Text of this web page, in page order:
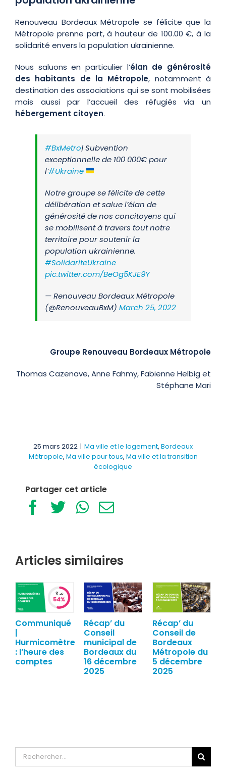
Renouveau Bordeaux Métropole se félicite que la
Métropole prenne part, à hauteur de 100.00 €, à la
solidarité envers la population ukrainienne.
Nous saluons en particulier l’élan de générosité
des habitants de la Métropole, notamment à
destination des associations qui se sont mobilisées
mais aussi par l’accueil des réfugiés via un
hébergement citoyen.
#BxMetro| Subvention
exceptionnelle de 100 000€ pour
l’#Ukraine
Notre groupe se félicite de cette
délibération et salue l’élan de
générosité de nos concitoyens qui
se mobilisent à travers tout notre
territoire pour soutenir la
population ukrainienne.
#SolidariteUkraine
pic.twitter.com/BeOg5KJE9Y
— Renouveau Bordeaux Métropole
(@RenouveauBxM) March 25, 2022
Groupe Renouveau Bordeaux Métropole
Thomas Cazenave, Anne Fahmy, Fabienne Helbig et
Stéphane Mari
25 mars 2022 | Ma ville et le logement, Bordeaux
Métropole, Ma ville pour tous, Ma ville et la transition
écologique
Partager cet article
Facebook
TwitterWhatsApp
Email
Articles similaires
Communiqué
|
Hurmicomètre
: l’heure des
comptes
Récap’ du
Conseil
municipal de
Bordeaux du
16 décembre
2025
Récap’ du
Conseil de
Bordeaux
Métropole du
5 décembre
2025
Rechercher: